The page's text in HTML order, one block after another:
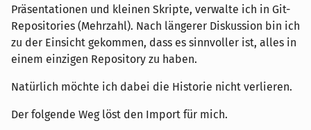
Präsentationen und kleinen Skripte, verwalte ich in Git-
Repositories (Mehrzahl). Nach längerer Diskussion bin ich
zu der Einsicht gekommen, dass es sinnvoller ist, alles in
einem einzigen Repository zu haben.
Natürlich möchte ich dabei die Historie nicht verlieren.
Der folgende Weg löst den Import für mich.